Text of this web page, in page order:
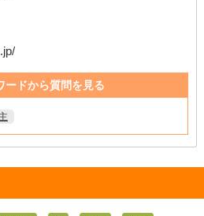
ードから質問を見る